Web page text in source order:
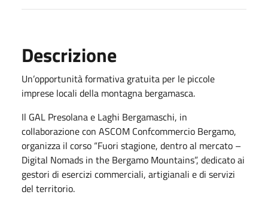
Descrizione
Un’opportunità formativa gratuita per le piccole
imprese locali della montagna bergamasca.
Il GAL Presolana e Laghi Bergamaschi, in
collaborazione con ASCOM Confcommercio Bergamo,
organizza il corso “Fuori stagione, dentro al mercato –
Digital Nomads in the Bergamo Mountains”, dedicato ai
gestori di esercizi commerciali, artigianali e di servizi
del territorio.